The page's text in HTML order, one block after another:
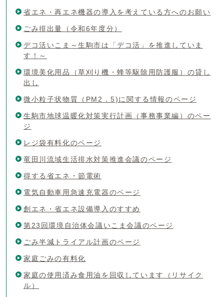
省エネ・再エネ機器の導入を考えている方へのお願い
ごみ排出量（令和6年度分）
デコ活いこま～生駒市は「デコ活」を推進していま
す！～
環境美化用品（草刈り機・蜂等駆除用防護服）の貸し
出し
微小粒子状物質（PM2．5)に関する情報のページ
生駒市地球温暖化対策実行計画（事務事業編）のペー
ジ
レジ袋有料化のページ
竜田川流域生活排水対策推進会議のページ
得する省エネ・節電術
電気自動車用急速充電器のページ
創エネ・省エネ設備導入のすすめ
第23回環境自治体会議いこま会議のページ
ごみ半減トライアル計画のページ
家庭ごみの有料化
家庭の使用済み食用油を回収しています（リサイク
ル）